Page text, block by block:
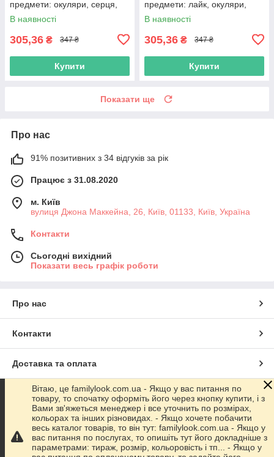
предмети: окуляри, серця,
зірка, чашка, прапор, квітка"
В наявності
305,36 ₴ 347 ₴
Купити
предмети: лайк, окуляри,
серце, веселка, квітка,
блискавка"
В наявності
305,36 ₴ 347 ₴
Купити
Показати ще
Про нас
91% позитивних з 34 відгуків за рік
Працює з 31.08.2020
м. Київ
вулиця Джона Маккейна, 26, Київ, 01133, Київ, Україна
Контакти
Сьогодні вихідний
Показати весь графік роботи
Про нас
Контакти
Доставка та оплата
Графік роботи
Повна версія сайту
Сайт створено на маркетплейсі Prom.ua
Вітаю, це familylook.com.ua - Якщо у вас питання по
товару, то спочатку оформіть його через кнопку купити, і з
Вами зв'яжеться менеджер і все уточнить по розмірах,
кольорах та інших різновидах. - Якщо хочете побачити
весь каталог товарів, то він тут: familylook.com.ua - Якщо у
вас питання по послугах, то опишіть тут його докладніше з
параметрами: тираж, розмір, кольоровість і тп... - Якщо у